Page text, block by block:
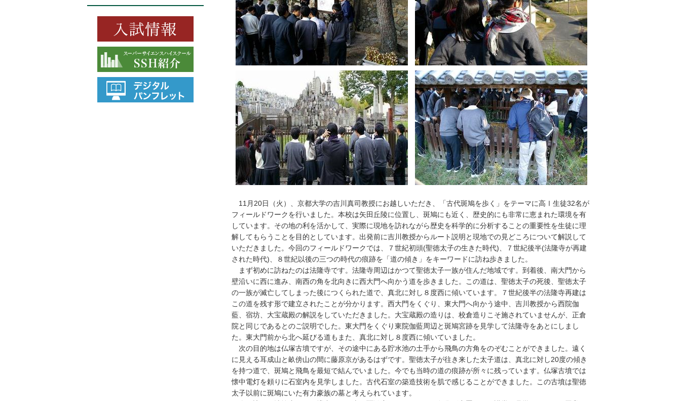
11月20日（火）、京都大学の吉川真司教授にお越しいただき、「古代斑鳩を歩く」をテーマに高Ⅰ生徒32名が
フィールドワークを行いました。本校は矢田丘陵に位置し、斑鳩にも近く、歴史的にも非常に恵まれた環境を有
しています。その地の利を活かして、実際に現地を訪れながら歴史を科学的に分析することの重要性を生徒に理
解してもらうことを目的としています。出発前に吉川教授からルート説明と現地での見どころについて解説して
いただきました。今回のフィールドワークでは、７世紀初頭(聖徳太子の生きた時代)、７世紀後半(法隆寺が再建
された時代)、８世紀以後の三つの時代の痕跡を「道の傾き」をキーワードに訪ね歩きました。
まず初めに訪ねたのは法隆寺です。法隆寺周辺はかつて聖徳太子一族が住んだ地域です。到着後、南大門から
壁沿いに西に進み、南西の角を北向きに西大門へ向かう道を歩きました。この道は、聖徳太子の死後、聖徳太子
の一族が滅亡してしまった後につくられた道で、真北に対し８度西に傾いています。７世紀後半の法隆寺再建は
この道を残す形で建立されたことが分かります。西大門をくぐり、東大門へ向かう途中、吉川教授から西院伽
藍、宿坊、大宝蔵殿の解説をしていただきました。大宝蔵殿の造りは、校倉造りこそ施されていませんが、正倉
院と同じであるとのご説明でした。東大門をくぐり東院伽藍周辺と斑鳩宮跡を見学して法隆寺をあとにしまし
た。東大門前から北へ延びる道もまた、真北に対し８度西に傾いていました。
次の目的地は仏塚古墳ですが、その途中にある貯水池の土手から飛鳥の方角をのぞむことができました。遠く
に見える耳成山と畝傍山の間に藤原京があるはずです。聖徳太子が往き来した太子道は、真北に対し20度の傾き
を持つ道で、斑鳩と飛鳥を最短で結んでいました。今でも当時の道の痕跡が所々に残っています。仏塚古墳では
懐中電灯を頼りに石室内を見学しました。古代石室の築造技術を肌で感じることができました。この古墳は聖徳
太子以前に斑鳩にいた有力豪族の墓と考えられています。